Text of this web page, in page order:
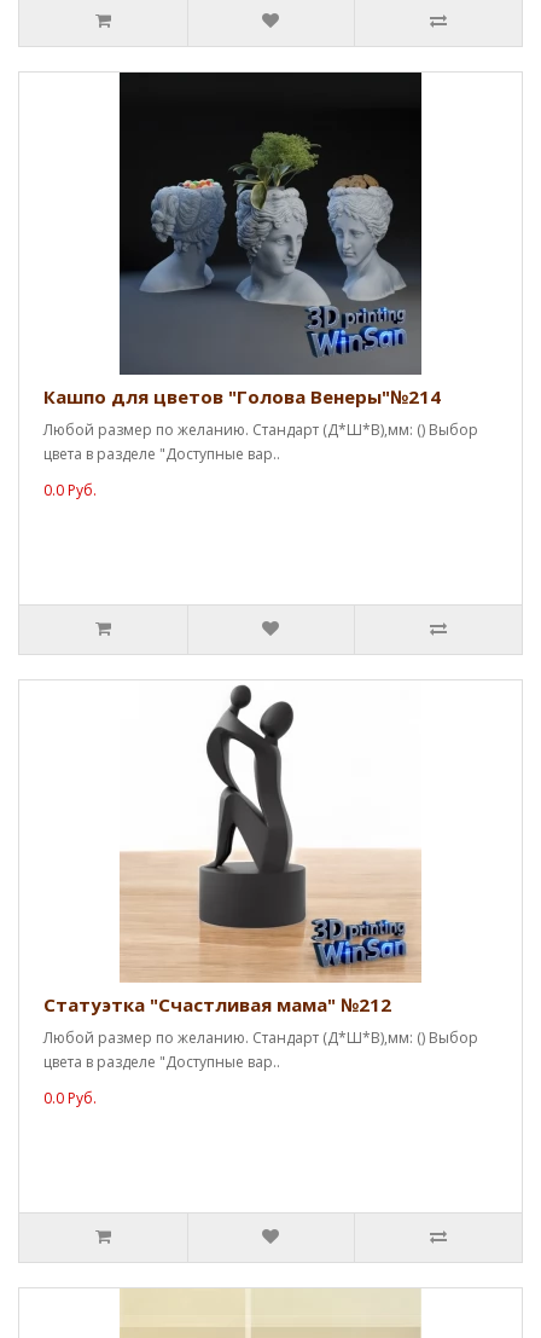
Кашпо для цветов "Голова Венеры"№214
Любой размер по желанию. Стандарт (Д*Ш*В),мм: () Выбор
цвета в разделе "Доступные вар..
0.0 Руб.
Статуэтка "Счастливая мама" №212
Любой размер по желанию. Стандарт (Д*Ш*В),мм: () Выбор
цвета в разделе "Доступные вар..
0.0 Руб.